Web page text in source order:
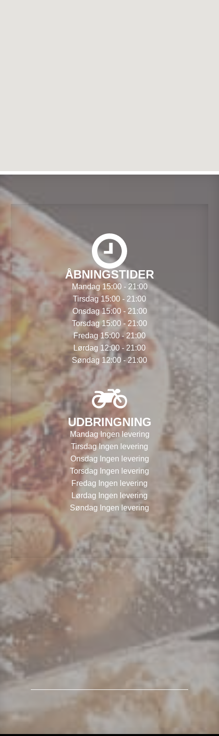
ÅBNINGSTIDER
Mandag 15:00 - 21:00
Tirsdag 15:00 - 21:00
Onsdag 15:00 - 21:00
Torsdag 15:00 - 21:00
Fredag 15:00 - 21:00
Lørdag 12:00 - 21:00
Søndag 12:00 - 21:00
UDBRINGNING
Mandag Ingen levering
Tirsdag Ingen levering
Onsdag Ingen levering
Torsdag Ingen levering
Fredag Ingen levering
Lørdag Ingen levering
Søndag Ingen levering